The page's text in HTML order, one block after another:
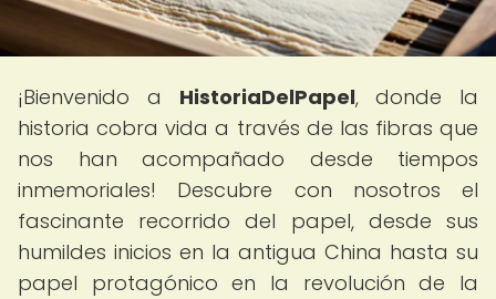
¡Bienvenido a HistoriaDelPapel, donde la
historia cobra vida a través de las fibras que
nos han acompañado desde tiempos
inmemoriales! Descubre con nosotros el
fascinante recorrido del papel, desde sus
humildes inicios en la antigua China hasta su
papel protagónico en la revolución de la